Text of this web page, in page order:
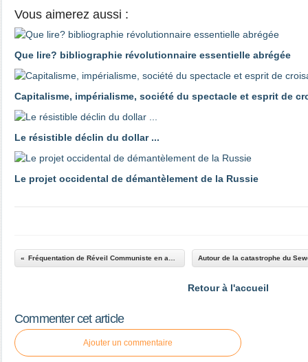
Vous aimerez aussi :
Que lire? bibliographie révolutionnaire essentielle abrégée
Capitalisme, impérialisme, société du spectacle et esprit de
Le résistible déclin du dollar ...
Le projet occidental de démantèlement de la Russie
Retour à l'accueil
Commenter cet article
Ajouter un commentaire